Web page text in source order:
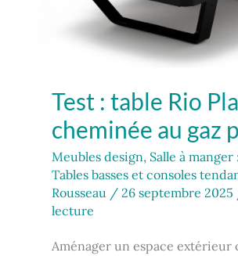
Test : table Rio
cheminée au gaz
Meubles design, Salle à
Tables basses et consoles
Rousseau / 26 septembre 2025
lecture
Aménager un espace extérieur
portable